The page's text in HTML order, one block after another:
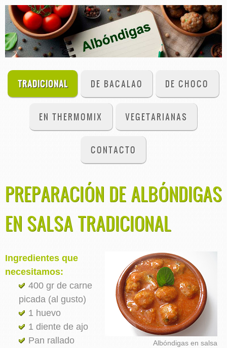
TRADICIONAL DE BACALAO DE CHOCO
EN THERMOMIX VEGETARIANAS
CONTACTO
PREPARACIÓN DE ALBÓNDIGAS
EN SALSA TRADICIONAL
Albóndigas en salsa
Ingredientes que
necesitamos:
400 gr de carne
picada (al gusto)
1 huevo
1 diente de ajo
Pan rallado